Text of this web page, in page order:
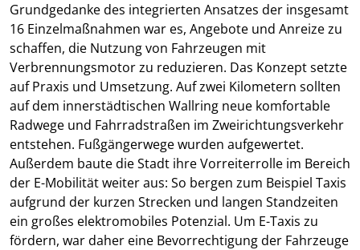
Grundgedanke des integrierten Ansatzes der insgesamt
16 Einzelmaßnahmen war es, Angebote und Anreize zu
schaffen, die Nutzung von Fahrzeugen mit
Verbrennungsmotor zu reduzieren. Das Konzept setzte
auf Praxis und Umsetzung. Auf zwei Kilometern sollten
auf dem innerstädtischen Wallring neue komfortable
Radwege und Fahrradstraßen im Zweirichtungsverkehr
entstehen. Fußgängerwege wurden aufgewertet.
Außerdem baute die Stadt ihre Vorreiterrolle im Bereich
der E-Mobilität weiter aus: So bergen zum Beispiel Taxis
aufgrund der kurzen Strecken und langen Standzeiten
ein großes elektromobiles Potenzial. Um E-Taxis zu
fördern, war daher eine Bevorrechtigung der Fahrzeuge